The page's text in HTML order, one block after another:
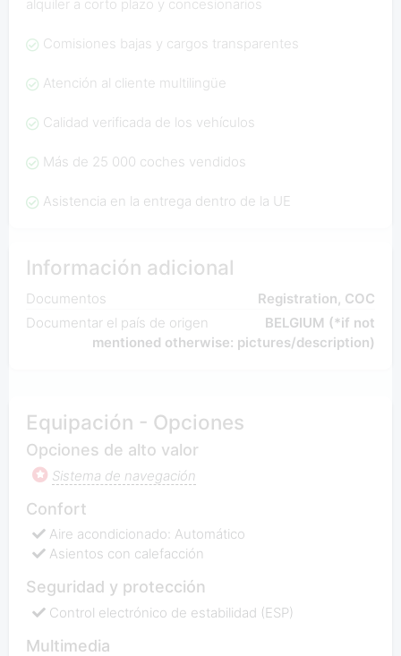
alquiler a corto plazo y concesionarios
Comisiones bajas y cargos transparentes
Atención al cliente multilingüe
Calidad verificada de los vehículos
Más de 25 000 coches vendidos
Asistencia en la entrega dentro de la UE
Información adicional
Documentos
Registration, COC
Documentar el país de origen
BELGIUM (*if not
mentioned otherwise: pictures/description)
Equipación - Opciones
Opciones de alto valor
Sistema de navegación
Confort
Aire acondicionado: Automático
Asientos con calefacción
Seguridad y protección
Control electrónico de estabilidad (ESP)
Multimedia